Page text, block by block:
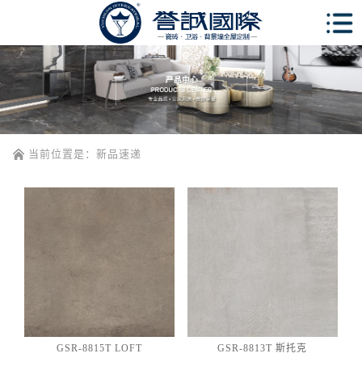
当前位置是：新品速递
GSR-8815T LOFT GSR-8813T 斯托克